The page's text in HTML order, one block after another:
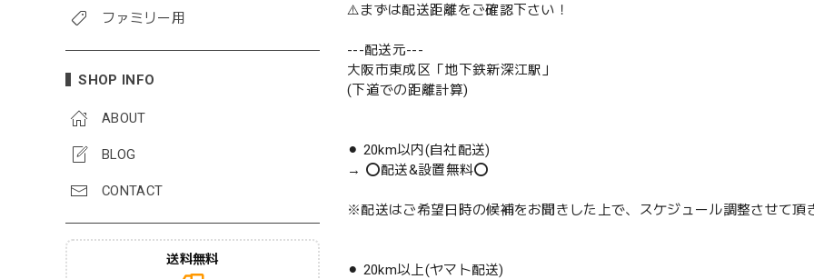
ファミリー用
SHOP INFO
ABOUT
BLOG
CONTACT
送料無料
⚠️まずは配送距離をご確認下さい！
---配送元---
大阪市東成区「地下鉄新深江駅」
(下道での距離計算)
⚫︎ 20km以内(自社配送)
→ ⭕️配送&設置無料⭕️
※配送はご希望日時の候補をお聞きした上で、スケジュール調整させて頂
⚫︎ 20km以上(ヤマト配送)